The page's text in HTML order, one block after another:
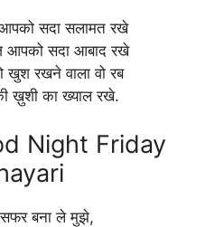
आपको सदा सलामत रखे
आपको सदा आबाद रखे
खुश रखने वाला वो रब
ख़ुशी का ख्याल रखे.
Night Friday
बना ले मुझे,